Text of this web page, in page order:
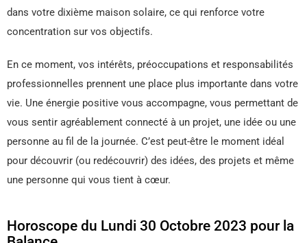
dans votre dixième maison solaire, ce qui renforce votre
concentration sur vos objectifs.
En ce moment, vos intérêts, préoccupations et responsabilités
professionnelles prennent une place plus importante dans votre
vie. Une énergie positive vous accompagne, vous permettant de
vous sentir agréablement connecté à un projet, une idée ou une
personne au fil de la journée. C’est peut-être le moment idéal
pour découvrir (ou redécouvrir) des idées, des projets et même
une personne qui vous tient à cœur.
Horoscope du Lundi 30 Octobre 2023 pour la